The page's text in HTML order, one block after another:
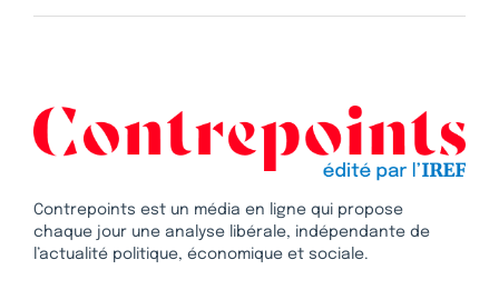
Contrepoints est un média en ligne qui propose
chaque jour une analyse libérale, indépendante de
l’actualité politique, économique et sociale.